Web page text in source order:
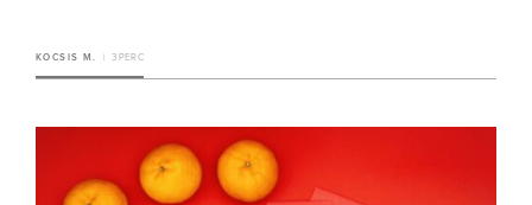
KOCSIS M. 3 PERC